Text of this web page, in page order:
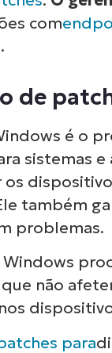
com
de
é o
sistemas
também
problemas.
não
para